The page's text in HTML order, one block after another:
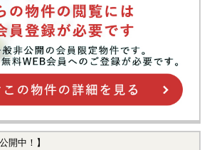
開中！】